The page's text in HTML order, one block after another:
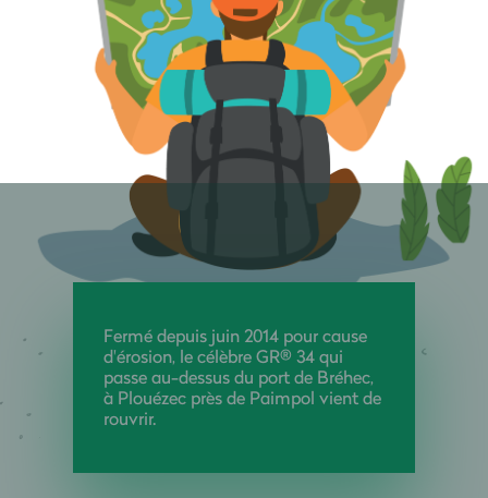
Fermé depuis juin 2014 pour cause
d'érosion, le célèbre GR® 34 qui
passe au-dessus du port de Bréhec,
à Plouézec près de Paimpol vient de
rouvrir.